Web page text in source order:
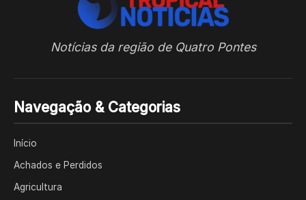
Notícias da região de Quatro Pontes
Navegação & Categorias
Início
Achados e Perdidos
Agricultura